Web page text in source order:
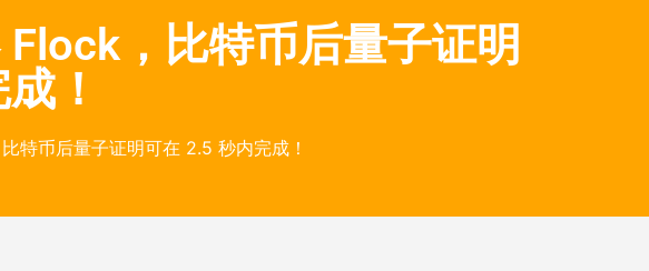
，比特币后量子证明
！
特币后量子证明可在 2.5 秒内完成！